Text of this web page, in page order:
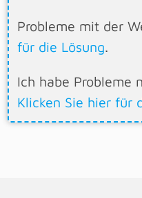
Probleme mit der
für die Lösung.
Ich habe Probleme
Klicken Sie hier für